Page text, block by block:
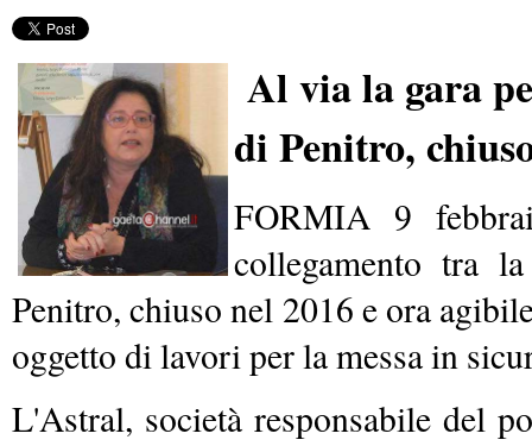
Al via la gara
di Penitro,
FORMIA 9
collegamento tra
Penitro, chiuso nel 2016 e ora
oggetto di lavori per la messa in
L'Astral, società responsabile del